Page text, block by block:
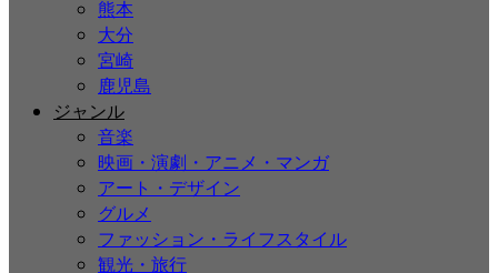
熊本
大分
宮崎
鹿児島
ジャンル
音楽
映画・演劇・アニメ・マンガ
アート・デザイン
グルメ
ファッション・ライフスタイル
観光・旅行